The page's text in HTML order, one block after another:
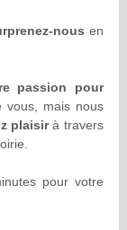
nous en
passion pour
vous, mais nous
plaisirà travers
pour votre